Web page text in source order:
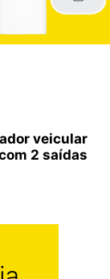
veicular
2 saídas